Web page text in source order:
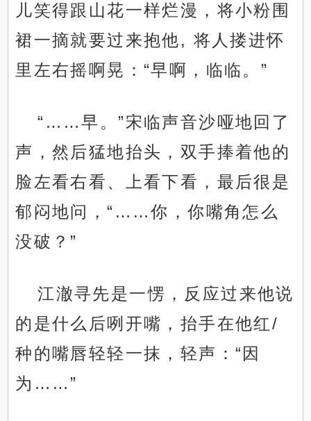
儿笑得跟山花一样烂漫，将小粉围
裙一摘就要过来抱他, 将人搂进怀
里左右摇啊晃：“早啊，临临。”
“……早。”宋临声音沙哑地回了
声，然后猛地抬头，双手捧着他的
脸左看右看、上看下看，最后很是
郁闷地问，“……你，你嘴角怎么
没破？”
江澈寻先是一愣，反应过来他说
的是什么后咧开嘴，抬手在他红/
种的嘴唇轻轻一抹，轻声：“因
为……”